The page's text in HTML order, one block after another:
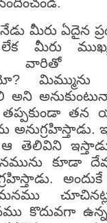
మీరు ఏదైన
మీరు
వారితో
మిమ్మును
తన
అనుగ్రహిస్తాడు.
తెలివిని
కూడా
కొదువగా